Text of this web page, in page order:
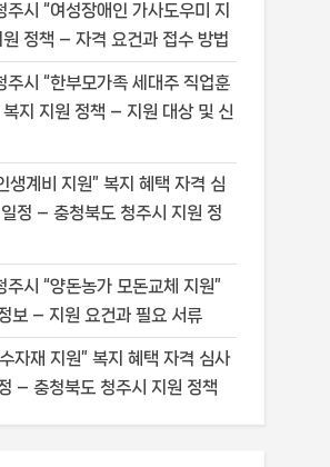
주시 “여성장애인 가사도우미 지
원 정책 – 자격 요건과 접수 방법
주시 “한부모가족 세대주 직업훈
복지 지원 정책 – 지원 대상 및 신
생계비 지원” 복지 혜택 자격 심
정 – 충청북도 청주시 지원 정
주시 “양돈농가 모돈교체 지원”
보 – 지원 요건과 필요 서류
자재 지원” 복지 혜택 자격 심사
– 충청북도 청주시 지원 정책